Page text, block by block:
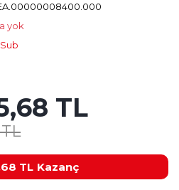
yok
TL
TL Kazanç